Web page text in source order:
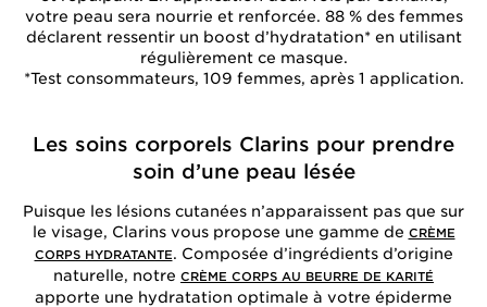
votre peau sera nourrie et renforcée. 88 % des femmes
déclarent ressentir un boost d’hydratation* en utilisant
régulièrement ce masque.
*Test consommateurs, 109 femmes, après 1 application.
Les soins corporels Clarins pour prendre
soin d’une peau lésée
Puisque les lésions cutanées n’apparaissent pas que sur
le visage, Clarins vous propose une gamme de CRÈME
CORPS HYDRATANTE. Composée d’ingrédients d’origine
naturelle, notre CRÈME CORPS AU BEURRE DE KARITÉ
apporte une hydratation optimale à votre épiderme